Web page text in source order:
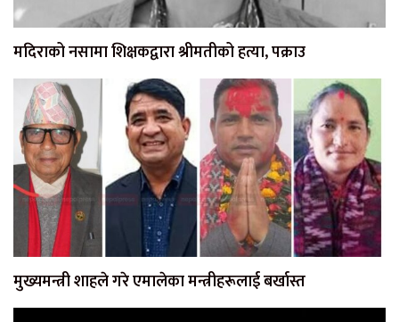
मदिराको नसामा शिक्षकद्वारा श्रीमतीको हत्या, पक्राउ
मुख्यमन्त्री शाहले गरे एमालेका मन्त्रीहरूलाई बर्खास्त